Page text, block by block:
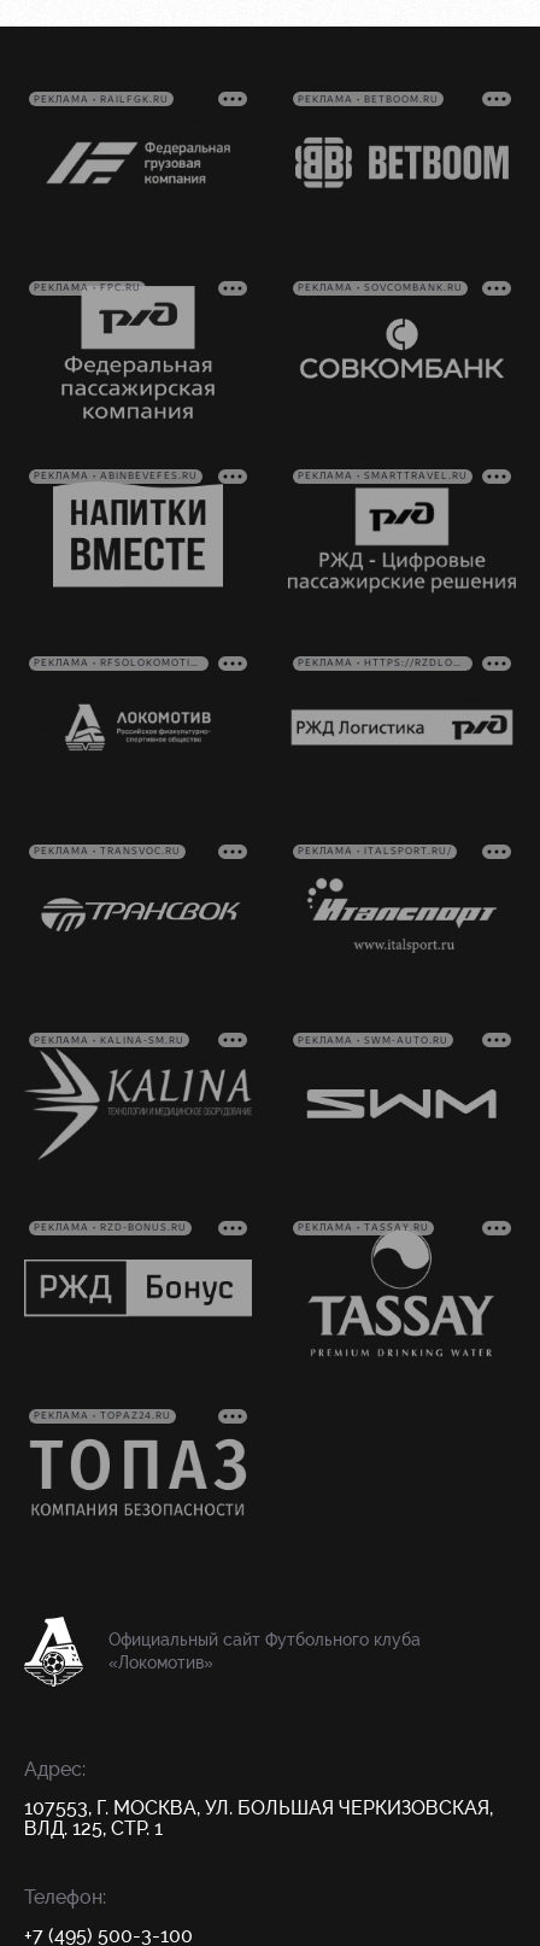
РЕКЛАМА • RAILFGK.RU РЕКЛАМА • BETBOOM.RU
РЕКЛАМА • FPC.RU РЕКЛАМА • SOVCOMBANK.RU
РЕКЛАМА • ABINBEVEFES.RU РЕКЛАМА • SMARTTRAVEL.RU
РЕКЛАМА • RFSOLOKOMOTIV.RU РЕКЛАМА • HTTPS://RZDLOG.RU/
РЕКЛАМА • TRANSVOC.RU РЕКЛАМА • ITALSPORT.RU/
РЕКЛАМА • KALINA-SM.RU РЕКЛАМА • SWM-AUTO.RU
РЕКЛАМА • RZD-BONUS.RU РЕКЛАМА • TASSAY.RU
РЕКЛАМА • TOPAZ24.RU
Официальный сайт Футбольного клуба
«Локомотив»
Адрес:
107553, Г. МОСКВА, УЛ. БОЛЬШАЯ ЧЕРКИЗОВСКАЯ,
ВЛД. 125, СТР. 1
Телефон:
+7 (495) 500-3-100